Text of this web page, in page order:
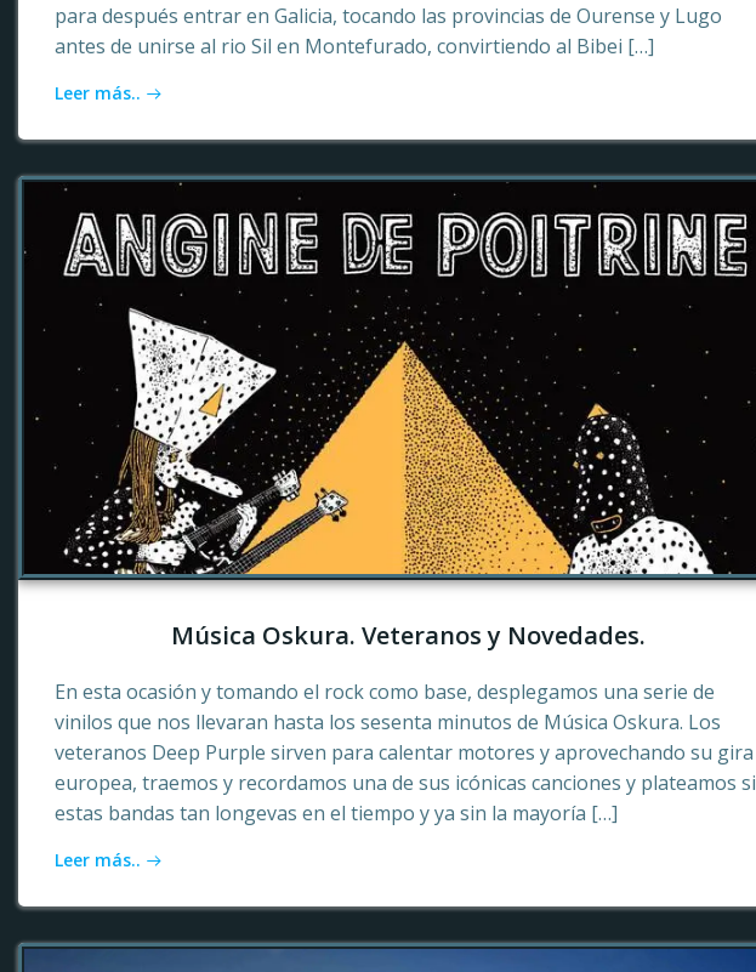
para después entrar en Galicia, tocando las provincias de Ourense y Lugo
antes de unirse al rio Sil en Montefurado, convirtiendo al Bibei […]
Leer más..
Música Oskura. Veteranos y Novedades.
En esta ocasión y tomando el rock como base, desplegamos una serie de
vinilos que nos llevaran hasta los sesenta minutos de Música Oskura. Los
veteranos Deep Purple sirven para calentar motores y aprovechando su gira
europea, traemos y recordamos una de sus icónicas canciones y plateamos si
estas bandas tan longevas en el tiempo y ya sin la mayoría […]
Leer más..